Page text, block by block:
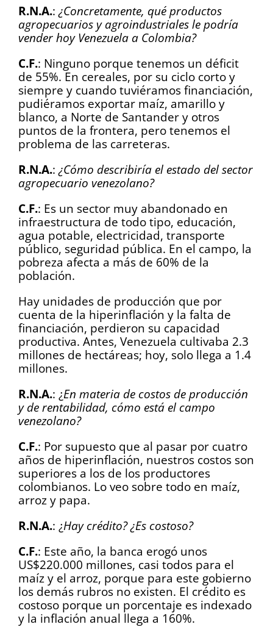
R.N.A.: ¿Concretamente, qué productos
agropecuarios y agroindustriales le podría
vender hoy Venezuela a Colombia?
C.F.: Ninguno porque tenemos un déficit
de 55%. En cereales, por su ciclo corto y
siempre y cuando tuviéramos financiación,
pudiéramos exportar maíz, amarillo y
blanco, a Norte de Santander y otros
puntos de la frontera, pero tenemos el
problema de las carreteras.
R.N.A.: ¿Cómo describiría el estado del sector
agropecuario venezolano?
C.F.: Es un sector muy abandonado en
infraestructura de todo tipo, educación,
agua potable, electricidad, transporte
público, seguridad pública. En el campo, la
pobreza afecta a más de 60% de la
población.
Hay unidades de producción que por
cuenta de la hiperinflación y la falta de
financiación, perdieron su capacidad
productiva. Antes, Venezuela cultivaba 2.3
millones de hectáreas; hoy, solo llega a 1.4
millones.
R.N.A.: ¿En materia de costos de producción
y de rentabilidad, cómo está el campo
venezolano?
C.F.: Por supuesto que al pasar por cuatro
años de hiperinflación, nuestros costos son
superiores a los de los productores
colombianos. Lo veo sobre todo en maíz,
arroz y papa.
R.N.A.: ¿Hay crédito? ¿Es costoso?
C.F.: Este año, la banca erogó unos
US$220.000 millones, casi todos para el
maíz y el arroz, porque para este gobierno
los demás rubros no existen. El crédito es
costoso porque un porcentaje es indexado
y la inflación anual llega a 160%.